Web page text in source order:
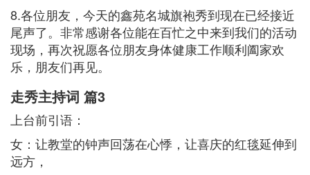
8.各位朋友，今天的鑫苑名城旗袍秀到现在已经接近
尾声了。非常感谢各位能在百忙之中来到我们的活动
现场，再次祝愿各位朋友身体健康工作顺利阖家欢
乐，朋友们再见。
走秀主持词 篇3
上台前引语：
女：让教堂的钟声回荡在心悸，让喜庆的红毯延伸到
远方，